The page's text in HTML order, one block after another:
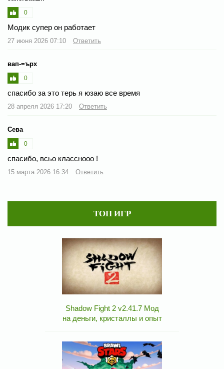
0
Модик супер он работает
27 июня 2026 07:10 Ответить
вап-=ърх
0
спасибо за это терь я юзаю все время
28 апреля 2026 17:20 Ответить
Сева
0
спасибо, всьо класснооо !
15 марта 2026 16:34 Ответить
ТОП ИГР
Shadow Fight 2 v2.41.7 Мод
на деньги, кристаллы и опыт